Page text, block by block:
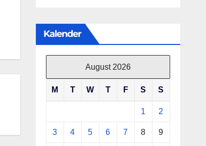
Kalender
August 2026
M T W T F S S
1 2
3 4 5 6 7 8 9